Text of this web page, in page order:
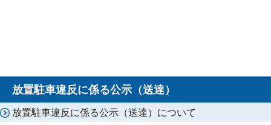
放置駐車違反に係る公示（送達）
放置駐車違反に係る公示（送達）について